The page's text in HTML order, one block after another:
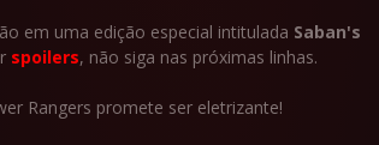
em uma edição especial intitulada Saban's
spoilers, não siga nas próximas linhas.
Rangers promete ser eletrizante!